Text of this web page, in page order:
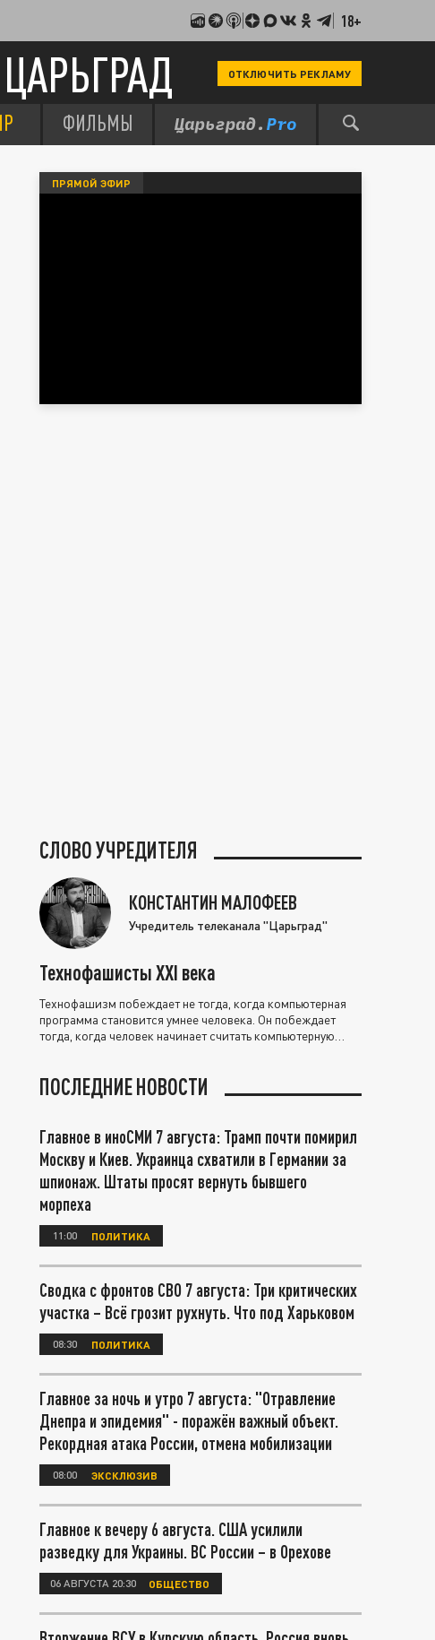
18+
ЦАРЬГРАД ОТКЛЮЧИТЬ РЕКЛАМУ
ФИЛЬМЫ
ПРЯМОЙ ЭФИР
СЛОВО УЧРЕДИТЕЛЯ
КОНСТАНТИН МАЛОФЕЕВ
Учредитель телеканала "Царьград"
Технофашисты XXI века
Технофашизм побеждает не тогда, когда компьютерная
программа становится умнее человека. Он побеждает
тогда, когда человек начинает считать компьютерную
ПОСЛЕДНИЕ НОВОСТИ
Главное в иноСМИ 7 августа: Трамп почти помирил
Москву и Киев. Украинца схватили в Германии за
шпионаж. Штаты просят вернуть бывшего
морпеха
11:00 ПОЛИТИКА
Сводка с фронтов СВО 7 августа: Три критических
участка – Всё грозит рухнуть. Что под Харьковом
08:30 ПОЛИТИКА
Главное за ночь и утро 7 августа: "Отравление
Днепра и эпидемия" - поражён важный объект.
Рекордная атака России, отмена мобилизации
08:00 ЭКСКЛЮЗИВ
Главное к вечеру 6 августа. США усилили
разведку для Украины. ВС России – в Орехове
06 АВГУСТА 20:30 ОБЩЕСТВО